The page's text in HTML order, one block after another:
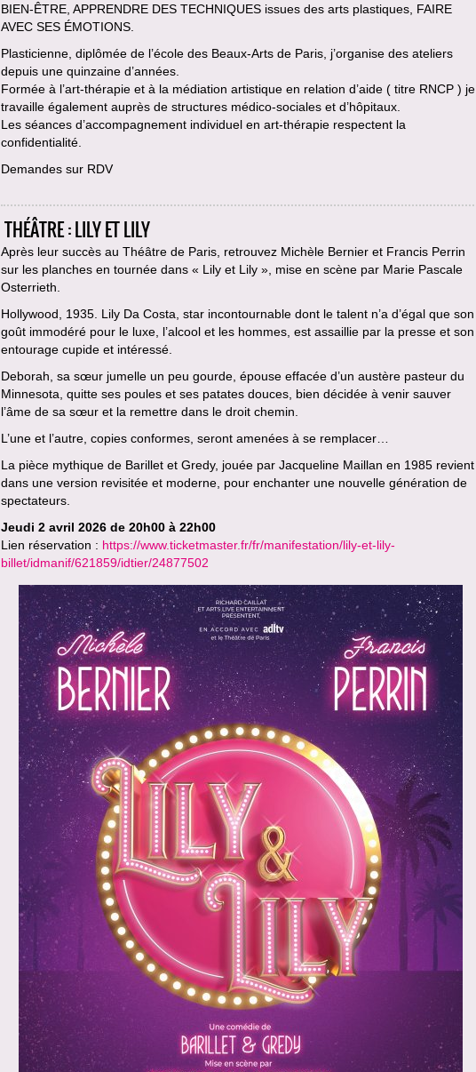
BIEN-ÊTRE, APPRENDRE DES TECHNIQUES issues des arts plastiques, FAIRE
AVEC SES ÉMOTIONS.
Plasticienne, diplômée de l’école des Beaux-Arts de Paris, j’organise des ateliers
depuis une quinzaine d’années.
Formée à l’art-thérapie et à la médiation artistique en relation d’aide ( titre RNCP ) je
travaille également auprès de structures médico-sociales et d’hôpitaux.
Les séances d’accompagnement individuel en art-thérapie respectent la
confidentialité.
Demandes sur RDV
THÉÂTRE : LILY ET LILY
Après leur succès au Théâtre de Paris, retrouvez Michèle Bernier et Francis Perrin
sur les planches en tournée dans « Lily et Lily », mise en scène par Marie Pascale
Osterrieth.
Hollywood, 1935. Lily Da Costa, star incontournable dont le talent n’a d’égal que son
goût immodéré pour le luxe, l’alcool et les hommes, est assaillie par la presse et son
entourage cupide et intéressé.
Deborah, sa sœur jumelle un peu gourde, épouse effacée d’un austère pasteur du
Minnesota, quitte ses poules et ses patates douces, bien décidée à venir sauver
l’âme de sa sœur et la remettre dans le droit chemin.
L’une et l’autre, copies conformes, seront amenées à se remplacer…
La pièce mythique de Barillet et Gredy, jouée par Jacqueline Maillan en 1985 revient
dans une version revisitée et moderne, pour enchanter une nouvelle génération de
spectateurs.
Jeudi 2 avril 2026 de 20h00 à 22h00
Lien réservation : https://www.ticketmaster.fr/fr/manifestation/lily-et-lily-
billet/idmanif/621859/idtier/24877502